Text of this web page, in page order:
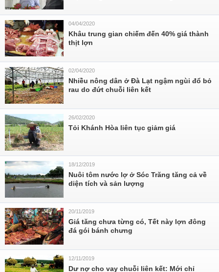
04/04/2020
Khâu trung gian chiếm đến 40% giá thành
thịt lợn
02/04/2020
Nhiều nông dân ở Đà Lạt ngậm ngùi đổ bỏ
rau do đứt chuỗi liên kết
26/02/2020
Tỏi Khánh Hòa liên tục giảm giá
18/12/2019
Nuôi tôm nước lợ ở Sóc Trăng tăng cả về
diện tích và sản lượng
20/11/2019
Giá tăng chưa từng có, Tết này lợn đông
đá gói bánh chưng
12/11/2019
Dư nợ cho vay chuỗi liên kết: Mới chỉ